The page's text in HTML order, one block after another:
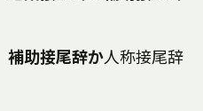
補助接尾辞か人称接尾辞